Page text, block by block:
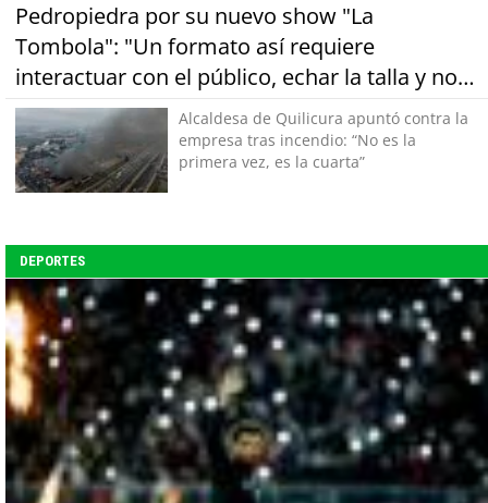
Pedropiedra por su nuevo show "La
Tombola": "Un formato así requiere
interactuar con el público, echar la talla y no
tener miedo a equivocarse"Alcaldesa de Quilicura apuntó contra la
empresa tras incendio: “No es la
primera vez, es la cuarta”
DEPORTES